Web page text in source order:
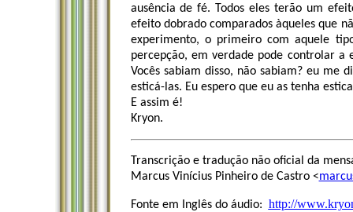
ausência de fé. Todos eles terão um
efeito dobrado comparados àqueles que
experimento, o primeiro com aquele
percepção, em verdade pode controlar a
Vocês sabiam disso, não sabiam? eu me
esticá-las. Eu espero que eu as tenha
E assim é!
Kryon.
Transcrição e tradução não oficial da
Marcus Vinícius Pinheiro de Castro <
Fonte em Inglês do áudio: http://